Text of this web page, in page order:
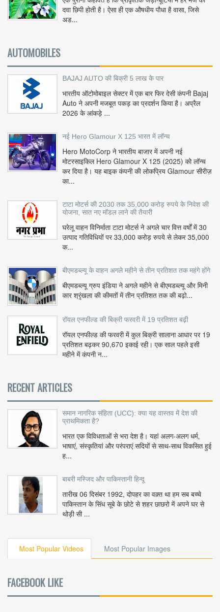
दवा छिपी होती है। ऐसा ही एक औषधीय पौधा है वासा, जिसे
अड...
AUTOMOBILES
BAJAJ AUTO की बिक्री 5 लाख के पार
भारतीय ऑटोमोबाइल सेक्टर में एक बार फिर देसी कंपनी Bajaj
Auto ने अपनी मजबूत पकड़ का प्रदर्शन किया है। अप्रैल
2026 के आंकड़े ...
नई Hero Glamour X 125 भारत में लॉन्च
Hero MotoCorp ने भारतीय बाजार में अपनी नई
मोटरसाइकिल Hero Glamour X 125 (2025) को लॉन्च
कर दिया है। यह बाइक कंपनी की लोकप्रिय Glamour सीरीज़
का...
टाटा मोटर्स की 2030 तक 35,000 करोड़ रुपये के निवेश की
योजना, सात नए मॉडल लाने की तैयारी
घरेलू वाहन विनिर्माता टाटा मोटर्स ने अगले चार वित्त वर्षों में 30
उत्पाद गतिविधियों पर 33,000 करोड़ रुपये से लेकर 35,000
क...
बीएमडब्ल्यू के वाहन अगले महीने से तीन प्रतिशत तक महंगे होंगे
बीएमडब्ल्यू ग्रुप इंडिया ने अगले महीने से बीएमडब्ल्यू और मिनी
कार श्रृंखला की कीमतों में तीन प्रतिशत तक की बढ़ो...
रॉयल एनफील्ड की बिक्री फरवरी में 19 प्रतिशत बढ़ी
रॉयल एनफील्ड की फरवरी में कुल बिक्री सालाना आधार पर 19
प्रतिशत बढ़कर 90,670 इकाई रही। एक साल पहले इसी
महीने में कंपनी न...
RECENT ARTICLES
समान नागरिक संहिता (UCC): क्या यह वास्तव में देश की
प्राथमिकता है?
भारत एक विविधताओं से भरा देश है। यहां अलग-अलग धर्म,
भाषाएं, संस्कृतियां और परंपराएं सदियों से साथ-साथ विकसित हुई
ह...
बाबरी मस्जिद और पाकिस्तानी हिन्दू
तारीख 06 दिसंबर 1992, दोपहर का वक़्त था हम सब बच्चे
पाकिस्तान के सिंध सूबे के छोटे से शहर छाछरो में अपने घर से
थोड़ी सी ...
Most Popular Videos Most Popular Images
FACEBOOK LIKE